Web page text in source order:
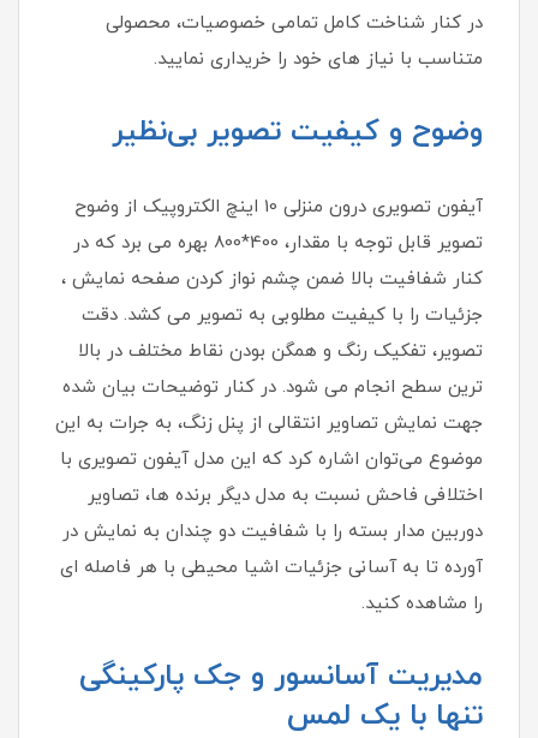
در کنار شناخت کامل تمامی خصوصیات، محصولی
متناسب با نیاز های خود را خریداری نمایید.
وضوح و کیفیت تصویر بی‌نظیر
آیفون تصویری درون منزلی 10 اینچ الکتروپیک از وضوح
تصویر قابل توجه با مقدار، 400*800 بهره می برد که در
کنار شفافیت بالا ضمن چشم نواز کردن صفحه نمایش ،
جزئیات را با کیفیت مطلوبی به تصویر می کشد. دقت
تصویر، تفکیک رنگ و همگن بودن نقاط مختلف در بالا
ترین سطح انجام می شود. در کنار توضیحات بیان شده
جهت نمایش تصاویر انتقالی از پنل زنگ، به جرات به این
موضوع می‌توان اشاره کرد که این مدل آیفون تصویری با
اختلافی فاحش نسبت به مدل دیگر برنده ها، تصاویر
دوربین مدار بسته را با شفافیت دو چندان به نمایش در
آورده تا به آسانی جزئیات اشیا محیطی با هر فاصله ای
را مشاهده کنید.
مدیریت آسانسور و جک پارکینگی
تنها با یک لمس